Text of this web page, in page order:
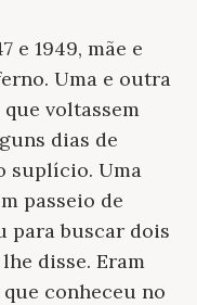
e 1949, mãe e
Uma e outra
voltassem
dias de
suplício. Uma
passeio de
para buscar dois
disse. Eram
conheceu no